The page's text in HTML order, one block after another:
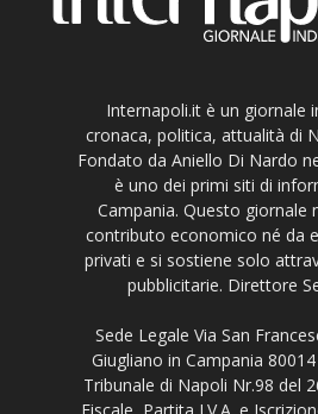
Internapoli.it è un giornale
cronaca, politica, attualità di
Fondato da Aniello Di Nardo
è uno dei primi siti di
Campania. Questo giornale
contributo economico né da
privati e si sostiene solo
pubblicitarie. Direttore
Sede Legale Via San
Giugliano in Campania
Tribunale di Napoli Nr.98 del
Fiscale, Partita I.V.A. e